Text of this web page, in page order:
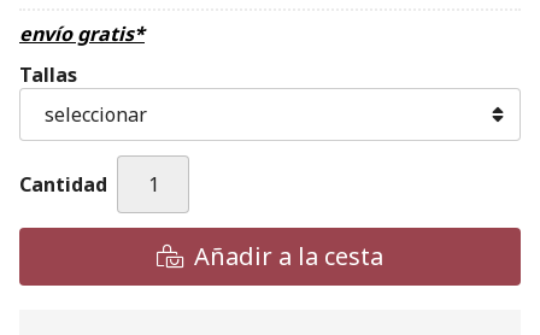
envío gratis*
Tallas
Cantidad
Añadir a la cesta